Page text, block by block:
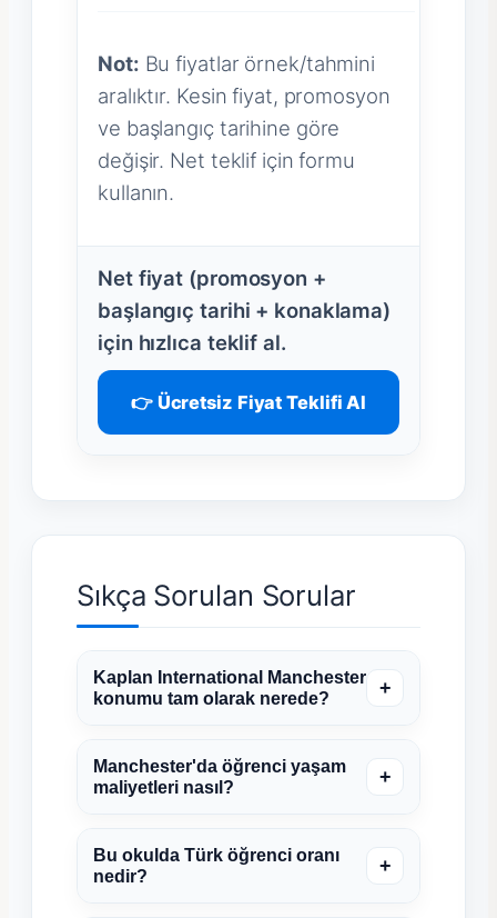
Not: Bu fiyatlar örnek/tahmini
aralıktır. Kesin fiyat, promosyon
ve başlangıç tarihine göre
değişir. Net teklif için formu
kullanın.
Net fiyat (promosyon +
başlangıç tarihi + konaklama)
için hızlıca teklif al.
👉 Ücretsiz Fiyat Teklifi Al
Sıkça Sorulan Sorular
Kaplan International Manchester
konumu tam olarak nerede?
+
Manchester'da öğrenci yaşam
maliyetleri nasıl?
+
Bu okulda Türk öğrenci oranı
nedir?
+